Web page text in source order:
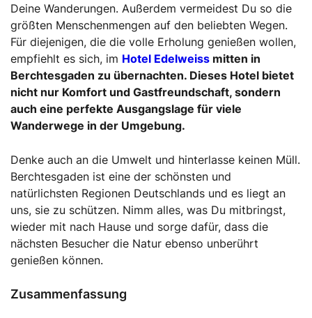
Deine Wanderungen. Außerdem vermeidest Du so die
größten Menschenmengen auf den beliebten Wegen.
Für diejenigen, die die volle Erholung genießen wollen,
empfiehlt es sich, im Hotel Edelweiss mitten in
Berchtesgaden zu übernachten. Dieses Hotel bietet
nicht nur Komfort und Gastfreundschaft, sondern
auch eine perfekte Ausgangslage für viele
Wanderwege in der Umgebung.
Denke auch an die Umwelt und hinterlasse keinen Müll.
Berchtesgaden ist eine der schönsten und
natürlichsten Regionen Deutschlands und es liegt an
uns, sie zu schützen. Nimm alles, was Du mitbringst,
wieder mit nach Hause und sorge dafür, dass die
nächsten Besucher die Natur ebenso unberührt
genießen können.
Zusammenfassung